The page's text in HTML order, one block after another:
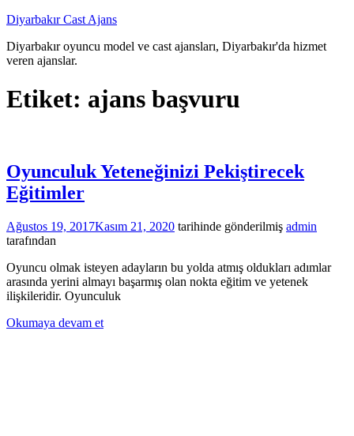
İçeriğe
Diyarbakır Cast Ajans
Diyarbakır oyuncu model ve cast ajansları, Diyarbakır'da hizmet
veren ajanslar.
Etiket: ajans başvuru
Oyunculuk Yeteneğinizi Pekiştirecek
Eğitimler
Ağustos 19, 2017Kasım 21, 2020 tarihinde gönderilmiş admin
tarafından
Oyuncu olmak isteyen adayların bu yolda atmış oldukları adımlar
arasında yerini almayı başarmış olan nokta eğitim ve yetenek
ilişkileridir. Oyunculuk
Okumaya devam et